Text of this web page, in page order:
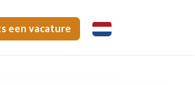
een vacature